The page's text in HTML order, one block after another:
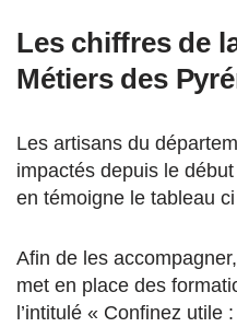
Les chiffres de
Métiers des
Les artisans du
impactés depuis le
en témoigne le tableau
Afin de les
met en place des
l’intitulé « Confinez utile